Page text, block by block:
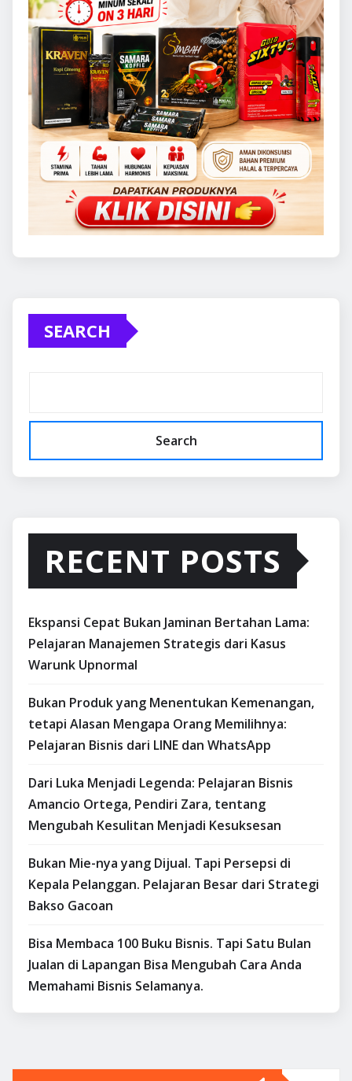
SEARCH
Search
RECENT POSTS
Ekspansi Cepat Bukan Jaminan Bertahan Lama:
Pelajaran Manajemen Strategis dari Kasus
Warunk Upnormal
Bukan Produk yang Menentukan Kemenangan,
tetapi Alasan Mengapa Orang Memilihnya:
Pelajaran Bisnis dari LINE dan WhatsApp
Dari Luka Menjadi Legenda: Pelajaran Bisnis
Amancio Ortega, Pendiri Zara, tentang
Mengubah Kesulitan Menjadi Kesuksesan
Bukan Mie-nya yang Dijual. Tapi Persepsi di
Kepala Pelanggan. Pelajaran Besar dari Strategi
Bakso Gacoan
Bisa Membaca 100 Buku Bisnis. Tapi Satu Bulan
Jualan di Lapangan Bisa Mengubah Cara Anda
Memahami Bisnis Selamanya.